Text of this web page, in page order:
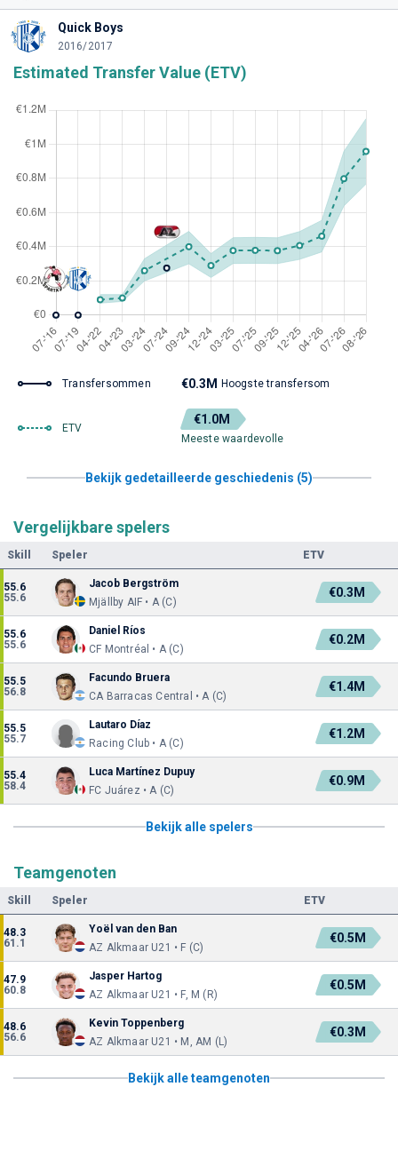
Quick Boys
2016/2017
Estimated Transfer Value (ETV)
Transfersommen €0.3M Hoogste transfersom
ETV
€1.0M
Meeste waardevolle
Bekijk gedetailleerde geschiedenis (5)
Vergelijkbare spelers
Skill Speler ETV
55.6
55.6
Jacob Bergström
Mjällby AIF • A (C)
€0.3M
55.6
55.6
Daniel Ríos
CF Montréal • A (C)
€0.2M
55.5
56.8
Facundo Bruera
CA Barracas Central • A (C)
€1.4M
55.5
55.7
Lautaro Díaz
Racing Club • A (C)
€1.2M
55.4
58.4
Luca Martínez Dupuy
FC Juárez • A (C)
€0.9M
Bekijk alle spelers
Teamgenoten
Skill Speler ETV
48.3
61.1
Yoël van den Ban
AZ Alkmaar U21 • F (C)
€0.5M
47.9
60.8
Jasper Hartog
AZ Alkmaar U21 • F, M (R)
€0.5M
48.6
56.6
Kevin Toppenberg
AZ Alkmaar U21 • M, AM (L)
€0.3M
Bekijk alle teamgenoten